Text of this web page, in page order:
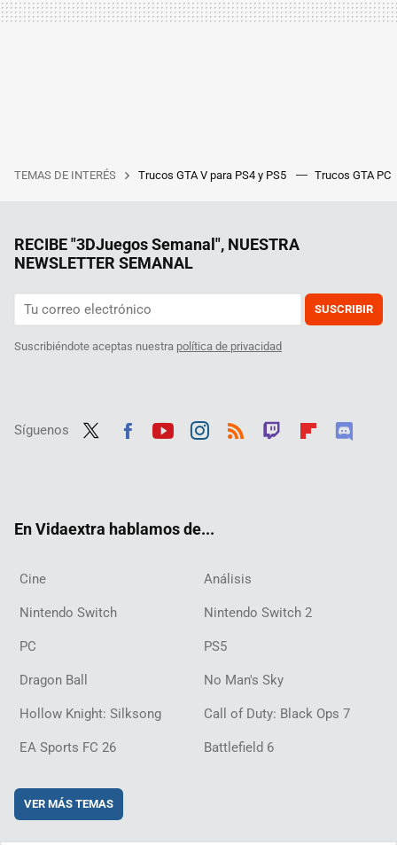
TEMAS DE INTERÉS Trucos GTA V para PS4 y PS5 Trucos GTA PC
RECIBE "3DJuegos Semanal", NUESTRA
NEWSLETTER SEMANAL
SUSCRIBIR
Suscribiéndote aceptas nuestra política de privacidad
Síguenos
En Vidaextra hablamos de...
Cine Análisis
Nintendo Switch Nintendo Switch 2
PC PS5
Dragon Ball No Man's Sky
Hollow Knight: Silksong Call of Duty: Black Ops 7
EA Sports FC 26 Battlefield 6
VER MÁS TEMAS